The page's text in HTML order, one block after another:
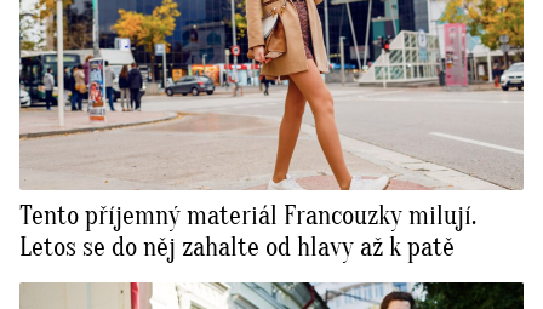
Tento příjemný materiál Francouzky milují.
Letos se do něj zahalte od hlavy až k patě